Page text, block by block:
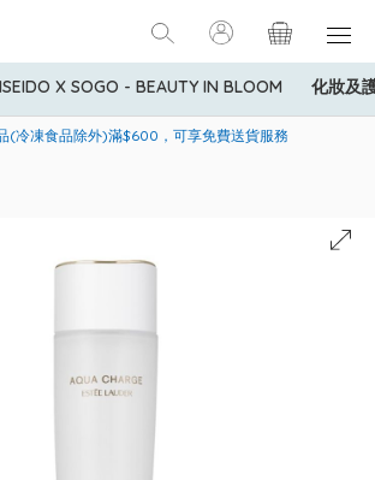
X SOGO - BEAUTY IN BLOOM 化妝及
信用卡會員購物禮遇：高達5%簽賬回贈！
(冷凍食品除外)滿$600，可享免費送貨服務
只適用於指定商品，若訂單金額少於HK$600(折